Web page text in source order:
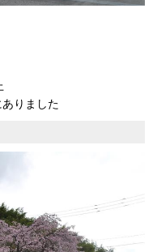
りました